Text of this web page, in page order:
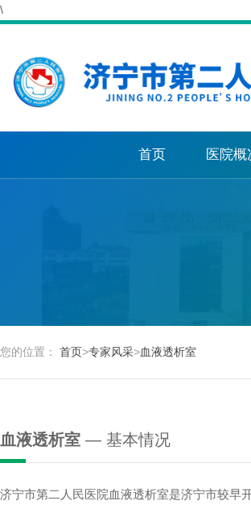
\
首页 医院概
您的位置： 首页>专家风采>血液透析室
血液透析室 — 基本情况
济宁市第二人民医院血液透析室是济宁市较早